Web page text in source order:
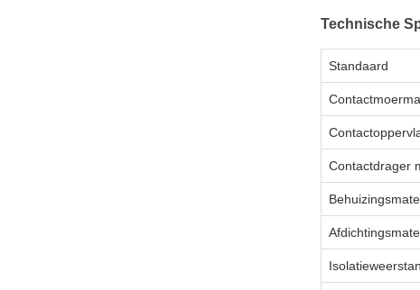
Technische
Standaard
Contactdrager